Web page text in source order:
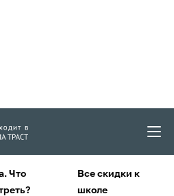
Что
Все скидки к
школе